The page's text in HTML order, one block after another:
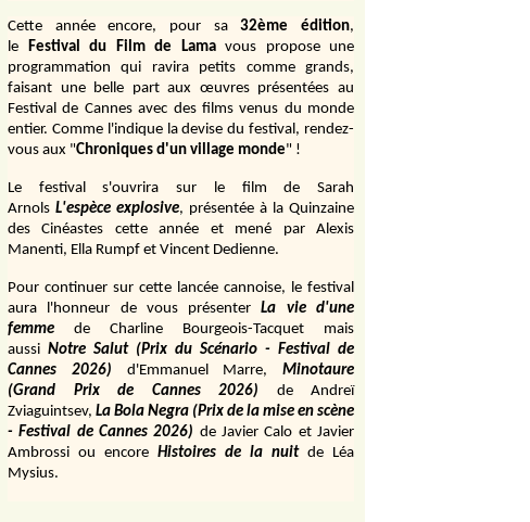
Cette année encore, pour sa 32ème édition,
le Festival du Film de Lama vous propose une
programmation qui ravira petits comme grands,
faisant une belle part aux œuvres présentées au
Festival de Cannes avec des films venus du monde
entier. Comme l'indique la devise du festival, rendez-
vous aux "Chroniques d'un village monde" !
Le festival s'ouvrira sur le film de Sarah
Arnols L'espèce explosive, présentée à la Quinzaine
des Cinéastes cette année et mené par Alexis
Manenti, Ella Rumpf et Vincent Dedienne.
Pour continuer sur cette lancée cannoise, le festival
aura l'honneur de vous présenter
La vie d'une
femme
de Charline Bourgeois-Tacquet
mais
aussi Notre Salut (Prix du Scénario - Festival de
Cannes 2026)
d'Emmanuel Marre,
Minotaure
(Grand Prix de Cannes 2026)
de Andreï
Zviaguintsev, La Bola Negra (Prix de la mise en scène
- Festival de Cannes 2026) de Javier Calo et Javier
Ambrossi ou encore Histoires de la nuit de Léa
Mysius.